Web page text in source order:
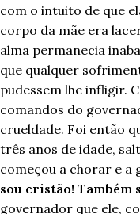
com o intuito de que
corpo da mãe era
alma permanecia
que qualquer
pudessem lhe infligir.
comandos do
crueldade. Foi então
três anos de idade,
começou a chorar e a
sou cristão! Também
governador que ele,